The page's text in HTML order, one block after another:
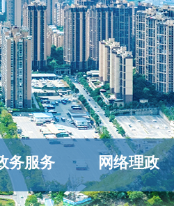
务服务 网络理政